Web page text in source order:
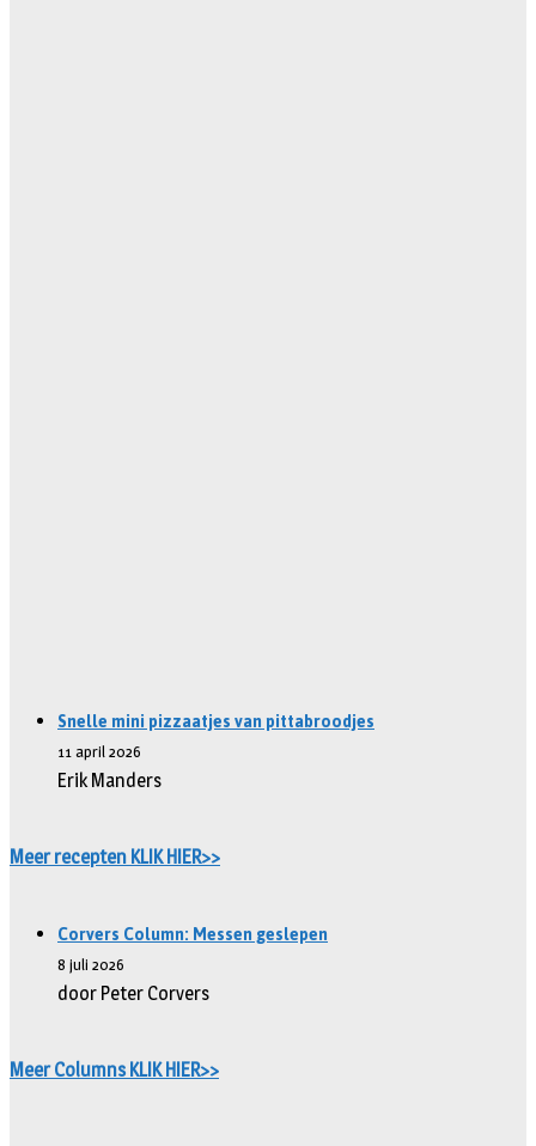
Snelle mini pizzaatjes van pittabroodjes
11 april 2026
Erik Manders
Meer recepten KLIK HIER>>
Corvers Column: Messen geslepen
8 juli 2026
door Peter Corvers
Meer Columns KLIK HIER>>